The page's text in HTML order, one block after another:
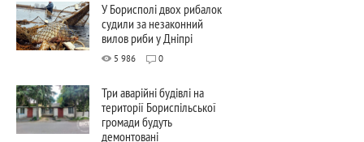
У Борисполі двох рибалок
судили за незаконний
вилов риби у Дніпрі
5 986 0
Три аварійні будівлі на
території Бориспільської
громади будуть
демонтовані